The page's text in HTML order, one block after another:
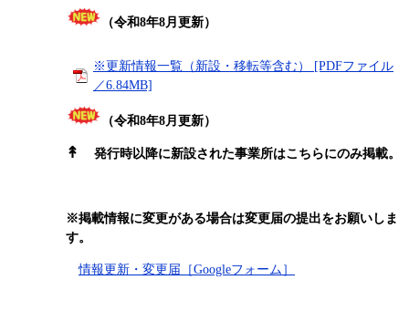
（令和8年8月更新）
※更新情報一覧（新設・移転等含む） [PDFファイル
／6.84MB]
（令和8年8月更新）
↟ 発行時以降に新設された事業所はこちらにのみ掲載。
※掲載情報に変更がある場合は変更届の提出をお願いしま
す。
情報更新・変更届［Googleフォーム］